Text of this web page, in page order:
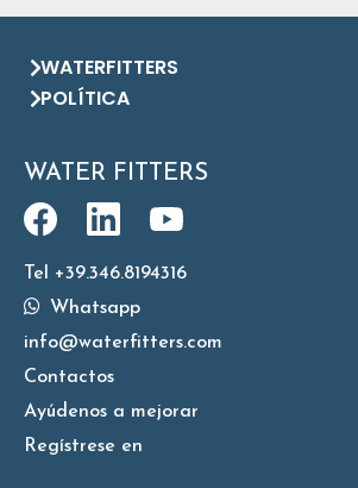
WATERFITTERS
POLÍTICA
WATER FITTERS
Tel +39.346.8194316
Whatsapp
info@waterfitters.com
Contactos
Ayúdenos a mejorar
Regístrese en